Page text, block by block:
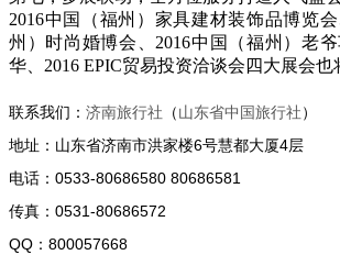
2016中国（福州）家具建材装饰品博览
州）时尚婚博会、2016中国（福州）老
华、2016 EPIC贸易投资洽谈会四大展会也
联系我们： 济南旅行社 （山东省中国旅行社）
地址：山东省济南市洪家楼6号慧都大厦4层
电话：0533-80686580 80686581
传真：0531-80686572
QQ：800057668